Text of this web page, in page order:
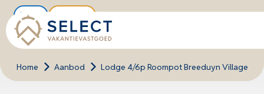
Home > Aanbod > Lodge 4/6p Roompot Breeduyn Village
Nieuw